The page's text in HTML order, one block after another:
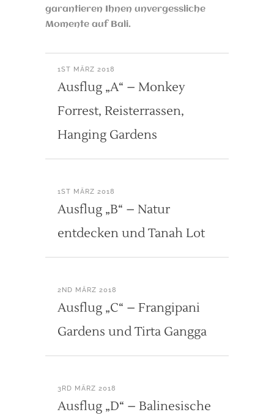
garantieren Ihnen unvergessliche
Momente auf Bali.
1ST MÄRZ 2018
Ausflug „A“ – Monkey
Forrest, Reisterrassen,
Hanging Gardens
1ST MÄRZ 2018
Ausflug „B“ – Natur
entdecken und Tanah Lot
2ND MÄRZ 2018
Ausflug „C“ – Frangipani
Gardens und Tirta Gangga
3RD MÄRZ 2018
Ausflug „D“ – Balinesische